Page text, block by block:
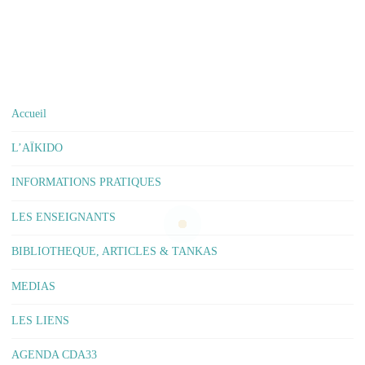
Accueil
L’AÏKIDO
INFORMATIONS PRATIQUES
LES ENSEIGNANTS
BIBLIOTHEQUE, ARTICLES & TANKAS
MEDIAS
LES LIENS
AGENDA CDA33